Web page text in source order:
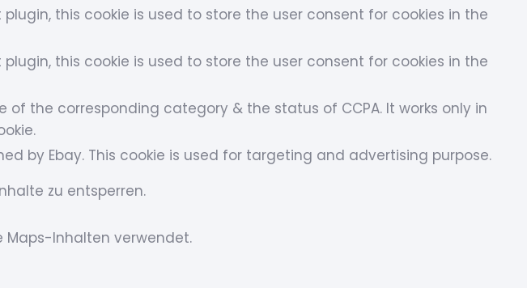
plugin, this cookie is used to store the user consent for cookies in the
plugin, this cookie is used to store the user consent for cookies in the
the corresponding category & the status of CCPA. It works only in
by Ebay. This cookie is used for targeting and advertising purpose.
zu entsperren.
Maps-Inhalten verwendet.